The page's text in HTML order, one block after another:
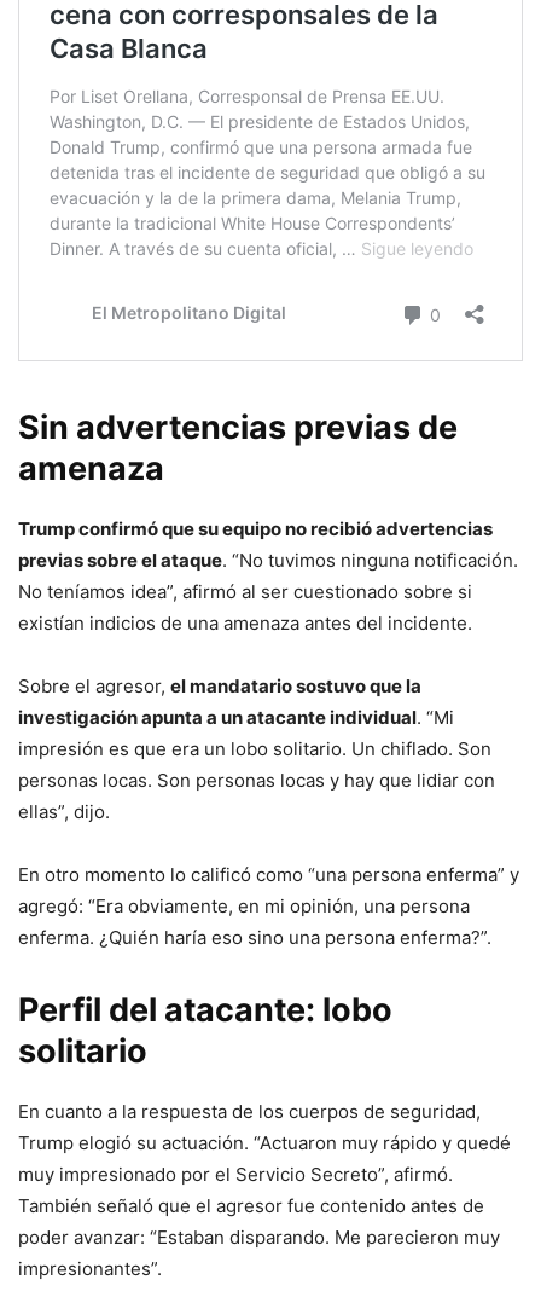
Sin advertencias previas de
amenaza
Trump confirmó que su equipo no recibió advertencias
previas sobre el ataque. “No tuvimos ninguna notificación.
No teníamos idea”, afirmó al ser cuestionado sobre si
existían indicios de una amenaza antes del incidente.
Sobre el agresor, el mandatario sostuvo que la
investigación apunta a un atacante individual. “Mi
impresión es que era un lobo solitario. Un chiflado. Son
personas locas. Son personas locas y hay que lidiar con
ellas”, dijo.
En otro momento lo calificó como “una persona enferma” y
agregó: “Era obviamente, en mi opinión, una persona
enferma. ¿Quién haría eso sino una persona enferma?”.
Perfil del atacante: lobo
solitario
En cuanto a la respuesta de los cuerpos de seguridad,
Trump elogió su actuación. “Actuaron muy rápido y quedé
muy impresionado por el Servicio Secreto”, afirmó.
También señaló que el agresor fue contenido antes de
poder avanzar: “Estaban disparando. Me parecieron muy
impresionantes”.